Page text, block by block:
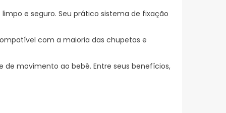
limpo e seguro. Seu prático sistema de fixação
com a maioria das chupetas e
movimento ao bebê. Entre seus benefícios,